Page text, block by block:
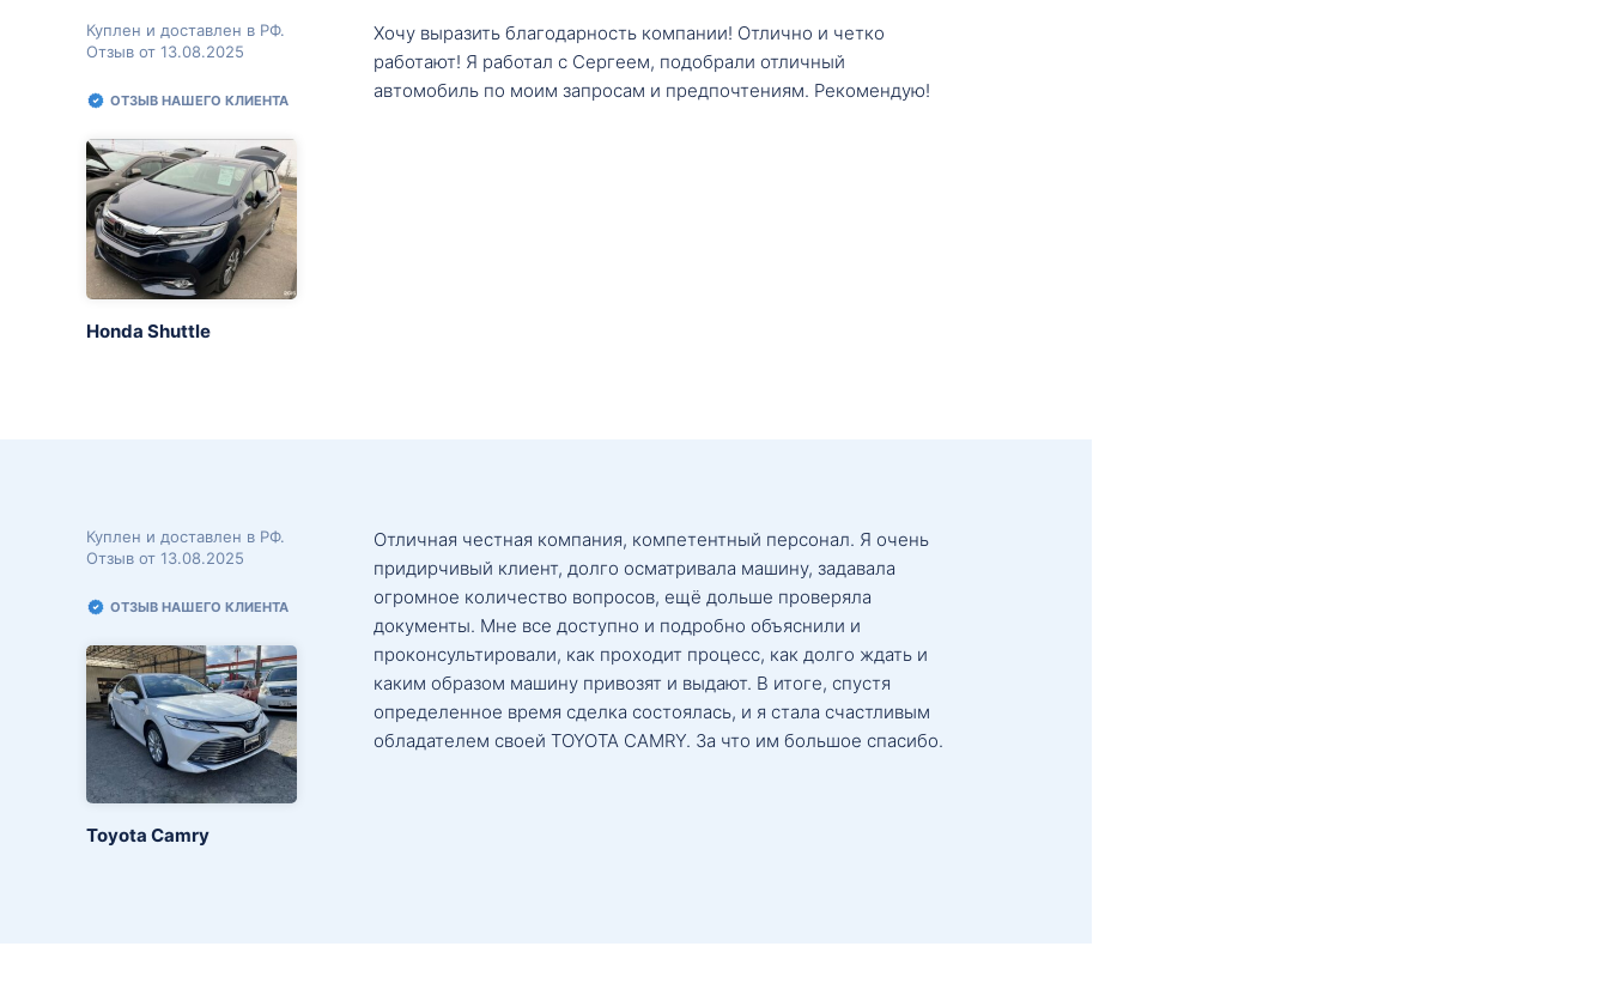
Куплен и доставлен в РФ.
Отзыв от 13.08.2025
ОТЗЫВ НАШЕГО КЛИЕНТА
Honda Shuttle
Хочу выразить благодарность компании! Отлично и четко
работают! Я работал с Сергеем, подобрали отличный
автомобиль по моим запросам и предпочтениям. Рекомендую!
Куплен и доставлен в РФ.
Отзыв от 13.08.2025
ОТЗЫВ НАШЕГО КЛИЕНТА
Toyota Camry
Отличная честная компания, компетентный персонал. Я очень
придирчивый клиент, долго осматривала машину, задавала
огромное количество вопросов, ещё дольше проверяла
документы. Мне все доступно и подробно объяснили и
проконсультировали, как проходит процесс, как долго ждать и
каким образом машину привозят и выдают. В итоге, спустя
определенное время сделка состоялась, и я стала счастливым
обладателем своей TOYOTA CAMRY. За что им большое спасибо.